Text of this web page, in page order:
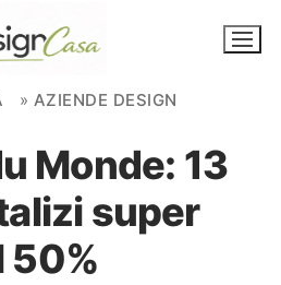
» AZIENDE DESIGN
Monde: 13
super
50%